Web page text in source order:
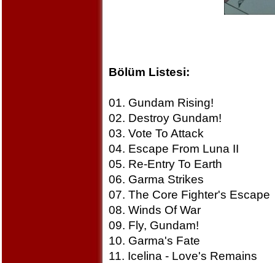
Bölüm Listesi:
01. Gundam Rising!
02. Destroy Gundam!
03. Vote To Attack
04. Escape From Luna II
05. Re-Entry To Earth
06. Garma Strikes
07. The Core Fighter's Escape
08. Winds Of War
09. Fly, Gundam!
10. Garma's Fate
11. Icelina - Love's Remains